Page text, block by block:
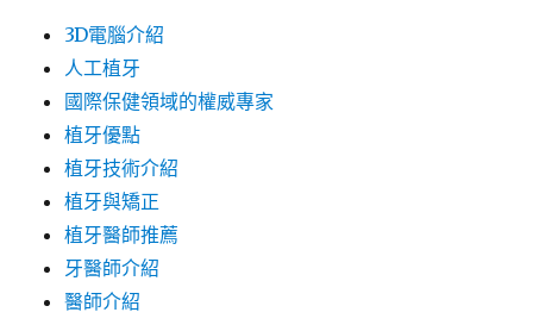
3D電腦介紹
人工植牙
國際保健領域的權威專家
植牙優點
植牙技術介紹
植牙與矯正
植牙醫師推薦
牙醫師介紹
醫師介紹